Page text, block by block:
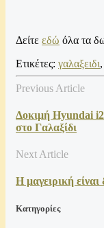
Δείτε εδώ όλα τα
Ετικέτες: γαλαξειδι,
Previous Article
Δοκιμή Hyundai
στο Γαλαξίδι
Next Article
Η μαγειρική είναι
Kατηγορίες